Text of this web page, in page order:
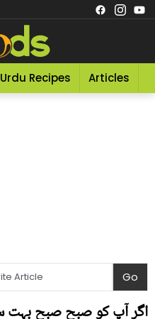
Urdu Recipes Articles
اگر آپ کو صبح صبح بہت